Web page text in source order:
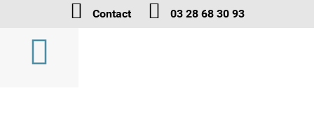
Contact 03 28 68 30 93